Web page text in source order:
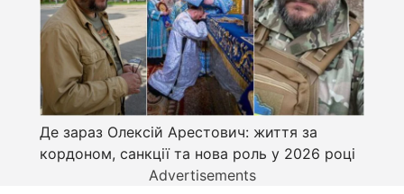
Де зараз Олексій Арестович: життя за
кордоном, санкції та нова роль у 2026 році
Advertisements